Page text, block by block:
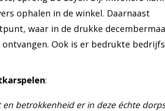
ophalen in de winkel. Daarnaast
waar in de drukke
Ook is er bedrukte
:
en betrokkenheid er in deze échte